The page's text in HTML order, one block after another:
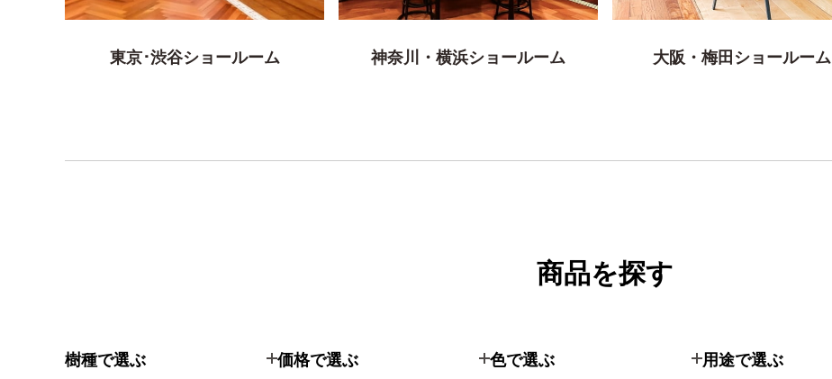
東京･渋谷ショールーム 神奈川・横浜ショールーム 大阪・梅田ショールーム
商品を探す
樹種で選ぶ 価格で選ぶ 色で選ぶ 用途で選ぶ